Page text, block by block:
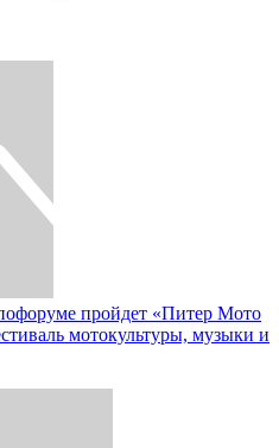
пройдет «Питер Мото
мотокультуры, музыки и